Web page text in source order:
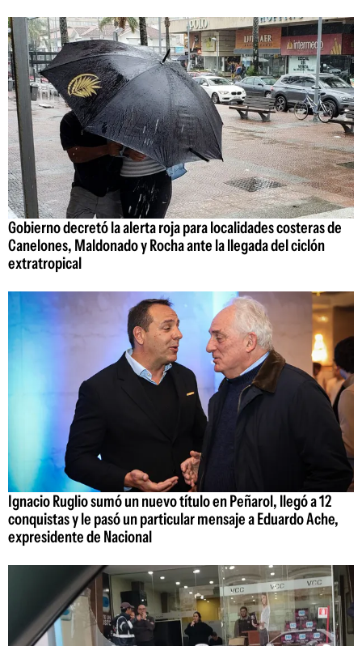
Gobierno decretó la alerta roja para localidades costeras de
Canelones, Maldonado y Rocha ante la llegada del ciclón
extratropical
Ignacio Ruglio sumó un nuevo título en Peñarol, llegó a 12
conquistas y le pasó un particular mensaje a Eduardo Ache,
expresidente de Nacional